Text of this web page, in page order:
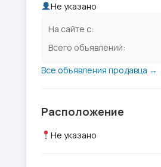
Не указано
На сайте с:
Всего объявлений:
Все объявления продавца →
Расположение
Не указано